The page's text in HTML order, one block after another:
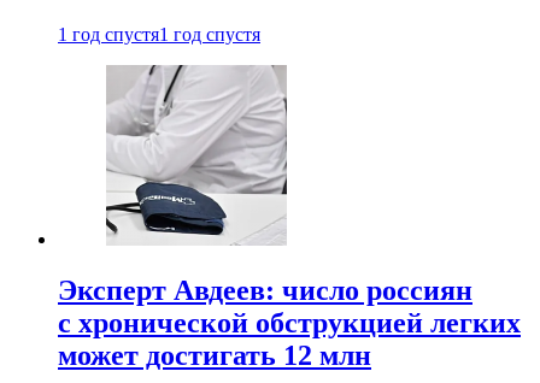
1 год спустя1 год спустя
Эксперт Авдеев: число россиян
с хронической обструкцией легких
может достигать 12 млн